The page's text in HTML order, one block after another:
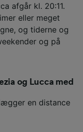
afgår kl. 20:11.
eller meget
og tiderne og
og på
og Lucca med
en distance